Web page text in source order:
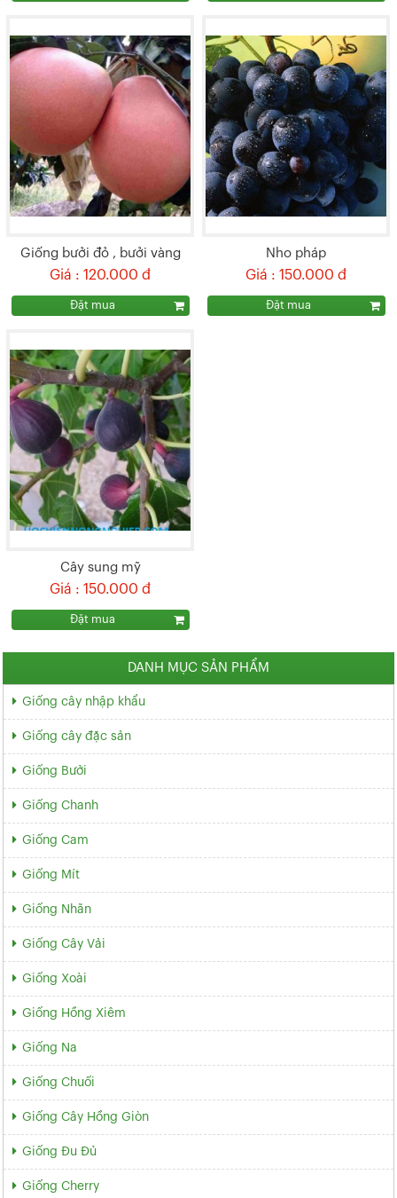
Giống bưởi đỏ , bưởi vàng
phúc kiến (trung quốc)
Giá : 120.000 đ
Đặt mua
Nho pháp
Giá : 150.000 đ
Đặt mua
Cây sung mỹ
Giá : 150.000 đ
Đặt mua
DANH MỤC SẢN PHẨM
Giống cây nhập khẩu
Giống cây đặc sản
Giống Bưởi
Giống Chanh
Giống Cam
Giống Mít
Giống Nhãn
Giống Cây Vải
Giống Xoài
Giống Hồng Xiêm
Giống Na
Giống Chuối
Giống Cây Hồng Giòn
Giống Đu Đủ
Giống Cherry